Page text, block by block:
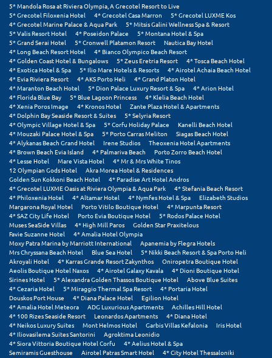
Παράλιο Άστρος
Πάργα
Παρνασσός
Πάρος
Πάτμος
Πάτρα
Παύλιανη
Πειραιάς
Πελοπόννησος
Πήλιο
Πιερία
Πλαταμώνας
Πλύτρα Λακωνίας
Πόρος
Πόρτο Χέλι
Πρέβεζα
5* Mandola Rosa at Riviera Olympia, A Grecotel Resort to Live
5* Grecotel Filoxenia Hotel
4* Grecotel Casa Marron
5* Grecotel LUXME Kos
4* Grecotel Marine Palace & Aqua Park
5* Mitsis Galini Wellness Spa & Resort
5* Valis Resort Hotel
4* Poseidon Palace
5* Montana Hotel & Spa
5* Grand Serai Hotel
5* Cronwell Platamon Resort
Nautica Bay Hotel
4* Long Beach Resort Hotel
4* Bianco Olympico Beach Resort
4* Golden Coast Hotel & Bungalows
5* Zeus Eretria Resort
4* Tosca Beach Hotel
4* Exotica Hotel & Spa
5* Ilio Mare Hotels & Resorts
4* Airotel Achaia Beach Hotel
4* Evia Riviera Resort
4* AKS Porto Heli
4* Grand Platon Hotel
4* Maranton Beach Hotel
5* Dion Palace Luxury Resort & Spa
4* Arion Hotel
4* Florida Blue Bay
5* Blue Lagoon Princess
4* Klelia Beach Hotel
4* Xenia Poros Image
4* Kronos Hotel
Zante Plaza Hotel & Apartments
4* Dolphin Bay Seaside Resort & Suites
5* Selyria Resort
4* Olympic Village Hotel & Spa
5* Corfu Holiday Palace
Kanelli Beach Hotel
4* Mouzaki Palace Hotel & Spa
5* Porto Carras Meliton
Siagas Beach Hotel
4* Alykanas Beach Grand Hotel
Irene Studios
Theoxenia Hotel Apartments
4* Brown Beach Evia Island
4* Palmariva Beach
Porto Zorro Beach Hotel
4* Lesse Hotel
Mare Vista Hotel
4* Mr & Mrs White Tinos
12 Olympian Gods Hotel
Akra Morea Hotel & Residences
Golden Sun Kokkoni Beach Hotel
4* Paradise Art Hotel Andros
4* Grecotel LUXME Oasis at Riviera Olympia & Aqua Park
4* Stefania Beach Resort
4* Philoxenia Hotel
4* Altamar Hotel 4* Nymfes Hotel & Spa
Elizabeth Studios
Margarona Royal Hotel
Porto Vitilo Boutique Hotel
4* Marpunta Resort
4* SAZ City Life Hotel
Porto Evia Boutique Hotel
5* Rodos Palace Hotel
Muses SeaSide Villas
4* High Mill Paros
Golden Star Praxitelous
Favie Suzanne Hotel
4* Amalia Hotel Olympia
Moxy Patra Marina by Marriott International
Apanemia by Flegra Hotels
Mrs Chryssana Beach Hotel
Blue Sea Hotel
5* Nikki Beach Resort & Spa Porto Heli
Akroyali Hotel
4* Karras Grande Resort Zakynthos
Oniropetra Boutique Hotel
Aeolis Boutique Hotel Naxos
4* Airotel Galaxy Kavala
4* Dioni Boutique Hotel
Sirines Hotel
5* Alexandra Golden Thassos Boutique Hotel
Above Blue Suites
4* Cezaria Hotel
5* Miraggio Thermal Spa Resort
4* Portaria Hotel
Douskos Port House
4* Diana Palace Hotel
Egilion Hotel
4* Amalia Hotel Meteora
ADG Luxurious Apartments
Achilles Hill Hotel
4* 100 Rizes Seaside Resort
Leonardos Apartments
4* Diana Hotel
4* Neikos Luxury Suites
Mont Helmos Hotel Garbis Villas Kefalonia
Iris Hotel
4* Iliovasilema Suites Santorini
Agroktima Leonidio
4* Siora Vittoria Boutique Hotel Corfu
4* Aelius Hotel & Spa
Semiramis Guesthouse
Airotel Patras Smart Hotel
4* City Hotel Thessaloniki